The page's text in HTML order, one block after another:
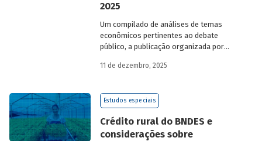
2025
Um compilado de análises de temas
econômicos pertinentes ao debate
público, a publicação organizada por
Souza, economistas do BNDES, reúne 25
BNDESdivulgados ao longo de 2025.
11 de dezembro, 2025
Estudos especiais
Crédito rural do BNDES e
considerações sobre